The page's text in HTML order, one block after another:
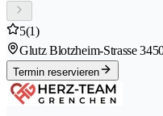
5(1)
Glutz Blotzheim-Strasse 3
Termin reservieren